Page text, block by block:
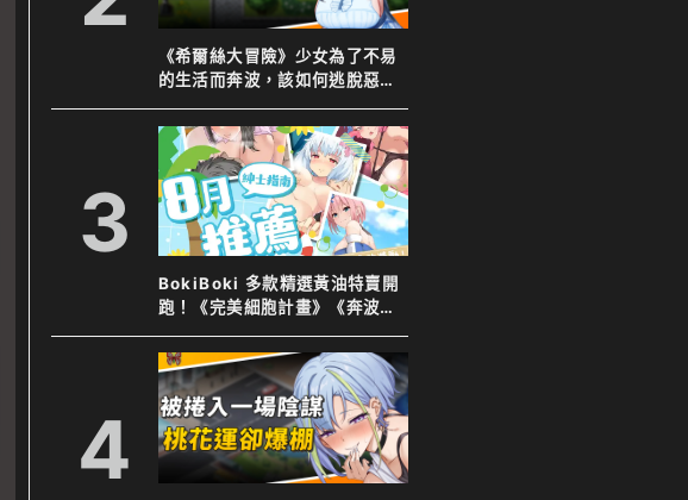
《希爾絲大冒險》少女為了不易
的生活而奔波，該如何逃脫惡人
們的魔掌
3
BokiBoki 多款精選黃油特賣開
跑！《完美細胞計畫》《奔波的
綾子小姐》等新舊作下殺７８
折！
4